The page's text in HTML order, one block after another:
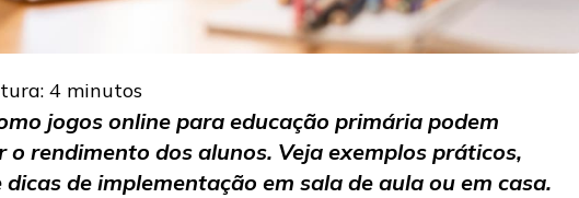
4 minutos
jogos online para educação primária podem
rendimento dos alunos. Veja exemplos práticos,
dicas de implementação em sala de aula ou em casa.